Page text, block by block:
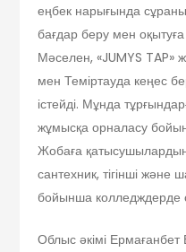
еңбек нарығында
бағдар беру мен
Мәселен, «JUMYS TAP»
мен Теміртауда кеңес
істейді. Мұнда
жұмысқа орналасу
Жобаға
сантехник, тігінші
бойынша колледждерде
Облыс әкімі